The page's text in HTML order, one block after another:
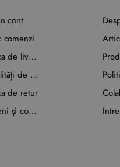
cont
comenzi
Politica de livrare
Modalități de plată
de retur
Termeni și condiții